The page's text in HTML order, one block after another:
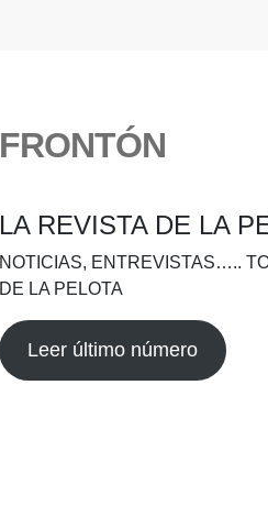
FRONTÓN
LA REVISTA DE LA
NOTICIAS, ENTREVISTAS…..
DE LA PELOTA
Leer último número